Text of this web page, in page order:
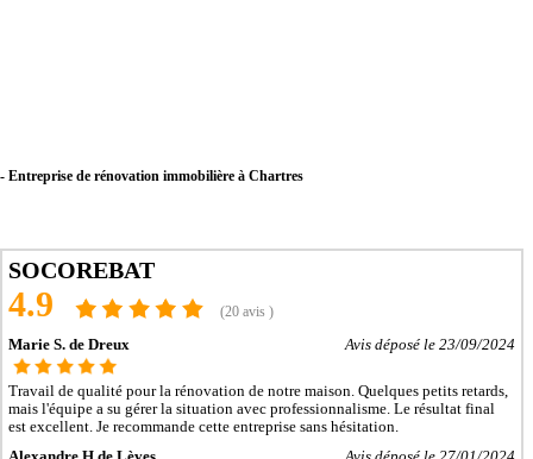
- Entreprise de rénovation immobilière à Chartres
- Entreprise de rénovation immobilière à Nogent-le-Rotrou
- Entreprise de rénovation immobilière à Mainvilliers
- Entreprise de rénovation immobilière à Luisant
- Entreprise de rénovation immobilière à Épernon
- Entreprise de rénovation immobilière à Lèves
- Entreprise de rénovation immobilière à Maintenon
- Entreprise de rénovation immobilière à Bonneval
- Entreprise de rénovation immobilière à Nogent-le-Roi
- Entreprise de rénovation immobilière à Auneau
SOCOREBAT
4.9
(20 avis )
Marie S. de Dreux
Avis déposé le 23/09/2024
Travail de qualité pour la rénovation de notre maison. Quelques petits retards,
mais l'équipe a su gérer la situation avec professionnalisme. Le résultat final
est excellent. Je recommande cette entreprise sans hésitation.